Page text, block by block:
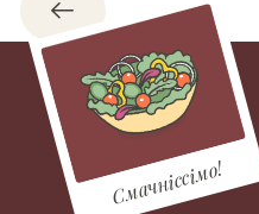
Назад
Смачніссімо!